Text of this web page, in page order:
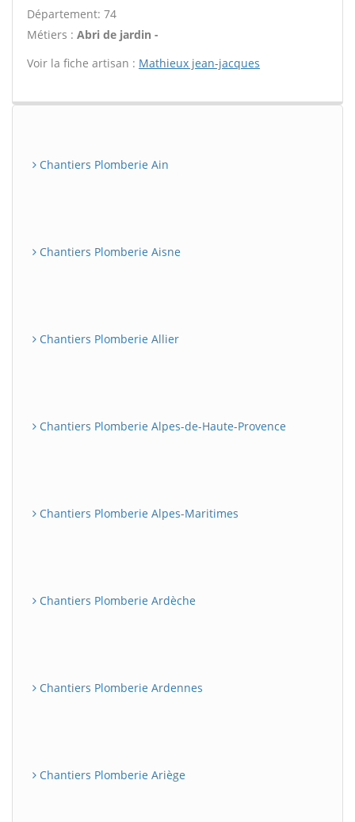
Département: 74
Métiers : Abri de jardin -
Voir la fiche artisan : Mathieux jean-jacques
Chantiers Plomberie Ain
Chantiers Plomberie Aisne
Chantiers Plomberie Allier
Chantiers Plomberie Alpes-de-Haute-Provence
Chantiers Plomberie Alpes-Maritimes
Chantiers Plomberie Ardèche
Chantiers Plomberie Ardennes
Chantiers Plomberie Ariège